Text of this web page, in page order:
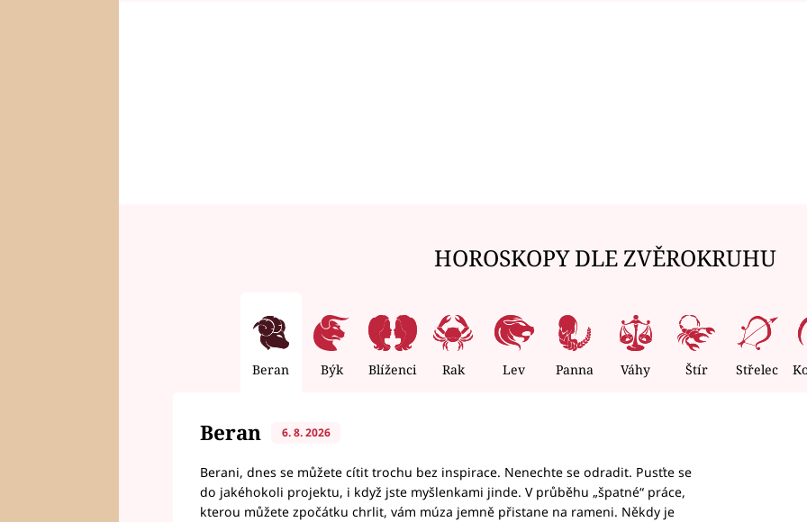
HOROSKOPY DLE ZVĚROKRUHU
Beran Býk Blíženci Rak Lev Panna Váhy Štír Střelec
Beran 6. 8. 2026
Berani, dnes se můžete cítit trochu bez inspirace. Nenechte se odradit. Pusťte se
do jakéhokoli projektu, i když jste myšlenkami jinde. V průběhu „špatné“ práce,
kterou můžete zpočátku chrlit, vám múza jemně přistane na rameni. Někdy je